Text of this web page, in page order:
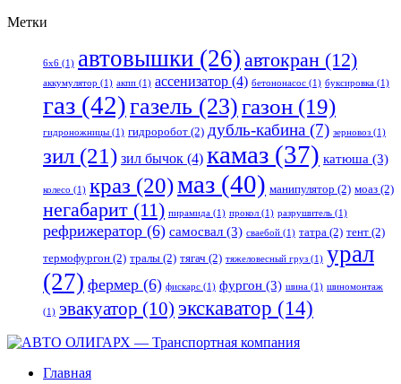
Метки
6x6 (1) автовышки (26) автокран (12)
аккумулятор (1) акпп (1) ассенизатор (4) бетононасос (1) буксировка (1)
газ (42)газель (23)газон (19)
гидроножницы (1) гидроробот (2) дубль-кабина (7) зерновоз (1)
зил (21) зил бычок (4) камаз (37) катюша (3)
колесо (1) краз (20)маз (40) манипулятор (2) моаз (2)
негабарит (11) пирамида (1) прокол (1) разрушитель (1)
рефрижератор (6) самосвал (3) сваебой (1) татра (2) тент (2)
термофургон (2) тралы (2) тягач (2) тяжеловесный груз (1) урал
(27) фермер (6) фискарс (1) фургон (3) шина (1) шиномонтаж
(1) эвакуатор (10) экскаватор (14)
Главная